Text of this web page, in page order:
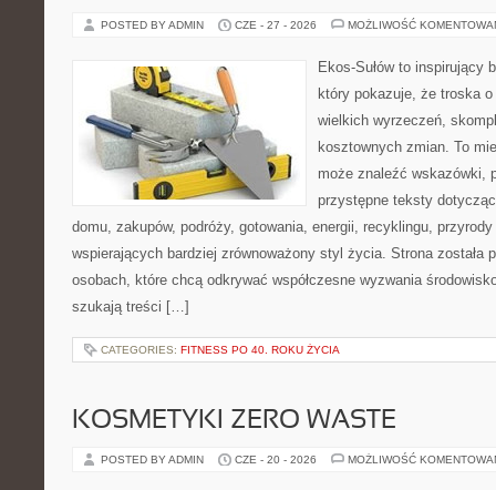
POSTED BY ADMIN CZE - 27 - 2026 MOŻLIWOŚĆ
Ekos-Sułów to inspirujący
który pokazuje, że troska
wielkich wyrzeczeń,
kosztownych zmian. To
może znaleźć wskazówki,
przystępne teksty
domu, zakupów, podróży, gotowania, energii, recyklingu,
wspierających bardziej zrównoważony styl życia. Strona została
osobach, które chcą odkrywać współczesne wyzwania
szukają treści […]
CATEGORIES: FITNESS PO 40. ROKU ŻYCIA
KOSMETYKI ZERO WASTE
POSTED BY ADMIN CZE - 20 - 2026 MOŻLIWOŚĆ